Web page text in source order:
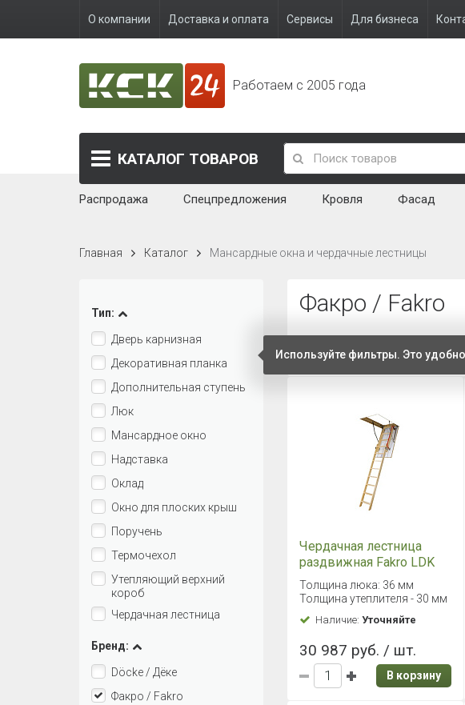
О компании Доставка и оплата Сервисы Для бизнеса
Работаем с 2005 года
КАТАЛОГ ТОВАРОВ
Распродажа Спецпредложения Кровля Фасад
Главная Каталог Мансардные окна и чердачные лестницы
Факро / Fakro
Сортировать:
Чердачная лестница
раздвижная Fakro LDK
60х120
Толщина люка: 36 мм
Толщина утеплителя - 30 мм
Наличие: Уточняйте
30 987 руб. / шт.
В корзину
Используйте фильтры. Это
Тип:
Дверь карнизная
Декоративная планка
Дополнительная ступень
Люк
Мансардное окно
Надставка
Оклад
Окно для плоских крыш
Поручень
Термочехол
Утепляющий верхний
короб
Чердачная лестница
Бренд:
Döcke / Дёке
Факро / Fakro